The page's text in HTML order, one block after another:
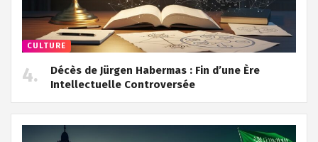
CULTURE
Décès de Jürgen Habermas : Fin d’une Ère
Intellectuelle Controversée